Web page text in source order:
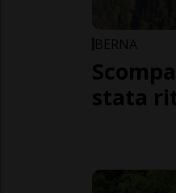
BERNA
stata